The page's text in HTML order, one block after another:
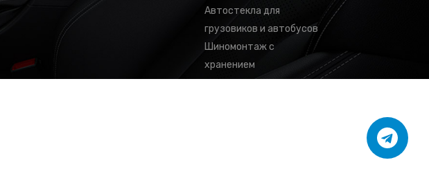
Автостекла для
грузовиков и автобусов
Шиномонтаж с
хранением